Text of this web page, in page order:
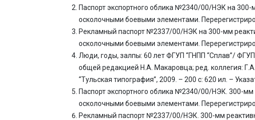
Паспорт экспортного облика №2340/00/НЭК на
осколочными боевыми элементами.
Рекламный паспорт №2337/00/НЭК на 300-мм
осколочными боевыми элементами.
Люди, годы, залпы: 60 лет ФГУП “ГНПП “Сплав”/
общей редакцией Н.А. Макаровца; ред. коллегия:
“Тульская типография”, 2009. – 200 с: 620 ил. –
Паспорт экспортного облика №2340/00/НЭК. 300-
осколочными боевыми элементами.
Рекламный паспорт №2337/00/НЭК. 300-мм